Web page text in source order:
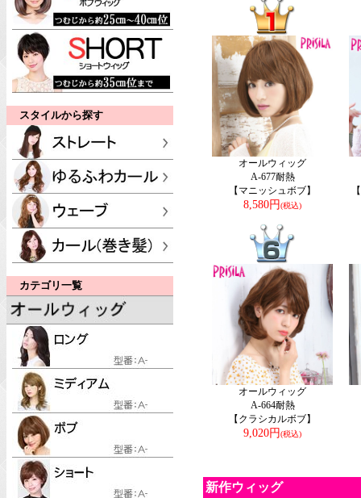
スタイルから探す
カテゴリ一覧
オールウィッグ
A-677耐熱
【マニッシュボブ】
8,580円(税込)
オールウィッグ
A-664耐熱
【クラシカルボブ】
9,020円(税込)
新作ウィッグ